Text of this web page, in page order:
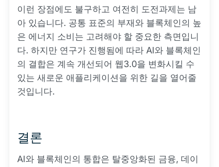
이런 장점에도 불구하고 여전히 도전과제는 남
아 있습니다. 공통 표준의 부재와 블록체인의 높
은 에너지 소비는 고려해야 할 중요한 측면입니
다. 하지만 연구가 진행됨에 따라 AI와 블록체인
의 결합은 계속 개선되어 웹3.0을 변화시킬 수
있는 새로운 애플리케이션을 위한 길을 열어줄
것입니다.
결론
AI와 블록체인의 통합은 탈중앙화된 금융, 데이